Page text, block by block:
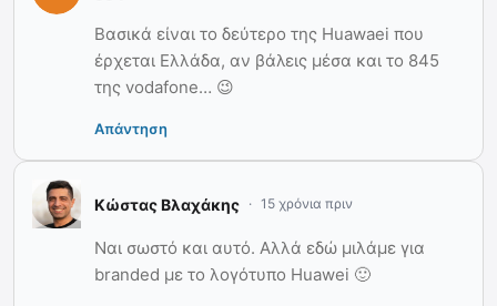
Βασικά είναι το δεύτερο της Huawaei που
έρχεται Ελλάδα, αν βάλεις μέσα και το 845
της vodafone… 😉
Απάντηση
Κώστας Βλαχάκης 15 χρόνια πριν
Ναι σωστό και αυτό. Αλλά εδώ μιλάμε για
branded με το λογότυπο Huawei 🙂